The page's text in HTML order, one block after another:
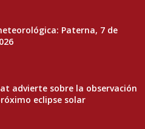
Paterna, 7 de
advierte sobre la observación
eclipse solar